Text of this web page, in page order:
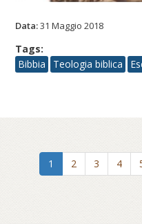
Data:31 Maggio 2018
Tags:
Bibbia
Teologia biblica
1 2 3 4